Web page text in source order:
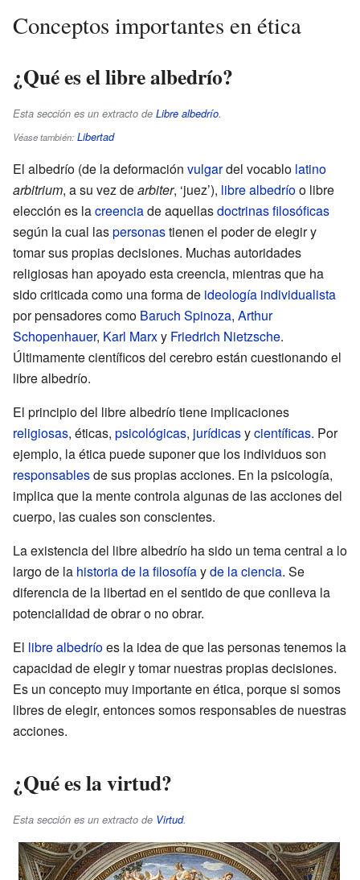
Conceptos importantes en ética
¿Qué es el libre albedrío?
Esta sección es un extracto de Libre albedrío.
Véase también: Libertad
El albedrío (de la deformación vulgardel vocablo latino
arbitrium, a su vez dearbiter, ‘juez’), libre albedríoo libre
elección es lacreenciade aquellasdoctrinasfilosóficas
según la cual laspersonastienen el poder de elegir y
tomar sus propias decisiones. Muchas autoridades
religiosas han apoyado esta creencia, mientras que ha
sido criticada como una forma de ideología individualista
por pensadores como Baruch Spinoza, Arthur
Schopenhauer, Karl Marxy Friedrich Nietzsche.
Últimamente científicos del cerebro están cuestionando el
libre albedrío.
El principio del libre albedrío tiene implicaciones
religiosas, éticas, psicológicas, jurídicasycientíficas. Por
ejemplo, la ética puede suponer que los individuos son
responsablesde sus propias acciones. En la psicología,
implica que la mente controla algunas de las acciones del
cuerpo, las cuales son conscientes.
La existencia del libre albedrío ha sido un tema central a lo
largo de la historia de la filosofíayde la ciencia. Se
diferencia de la libertad en el sentido de que conlleva la
potencialidad de obrar o no obrar.
El libre albedríoes la idea de que las personas tenemos la
capacidad de elegir y tomar nuestras propias decisiones.
Es un concepto muy importante en ética, porque si somos
libres de elegir, entonces somos responsables de nuestras
acciones.
¿Qué es la virtud?
Esta sección es un extracto de Virtud.